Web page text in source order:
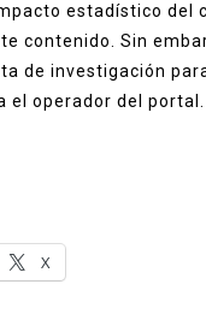
estadístico del
contenido. Sin
de investigación
el operador del portal.
X